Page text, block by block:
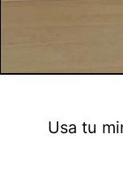
Usa tu